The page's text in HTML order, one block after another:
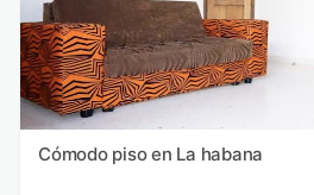
Cómodo piso en La habana